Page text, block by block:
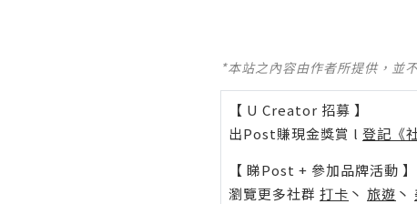
*本站之內容由作者所提供，並
【 U Creator 招募 】
出Post賺現金獎賞 l 登記《
【 睇Post + 參加品牌活動 】
瀏覽更多社群 打卡 丶 旅遊 丶